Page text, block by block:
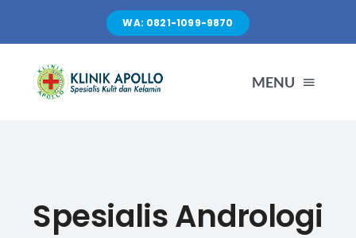
content
WA: 0821-1099-9870
MENU
LAYANAN
Spesialis Andrologi